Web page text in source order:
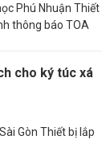
Phú Nhuận Thiết
thông báo TOA
cho ký túc xá
Gòn Thiết bị lắp